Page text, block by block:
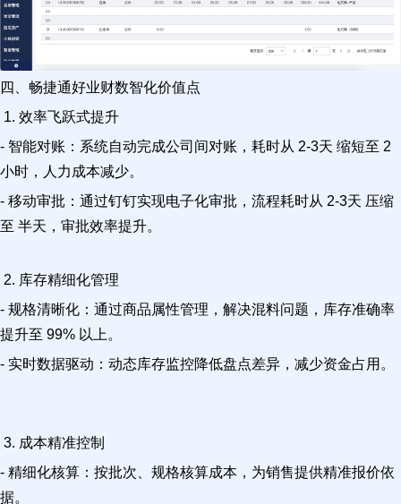
四、畅捷通好业财数智化价值点
1. 效率飞跃式提升
- 智能对账：系统自动完成公司间对账，耗时从 2-3天 缩短至 2
小时，人力成本减少。
- 移动审批：通过钉钉实现电子化审批，流程耗时从 2-3天 压缩
至 半天，审批效率提升。
2. 库存精细化管理
- 规格清晰化：通过商品属性管理，解决混料问题，库存准确率
提升至 99% 以上。
- 实时数据驱动：动态库存监控降低盘点差异，减少资金占用。
3. 成本精准控制
- 精细化核算：按批次、规格核算成本，为销售提供精准报价依
据。